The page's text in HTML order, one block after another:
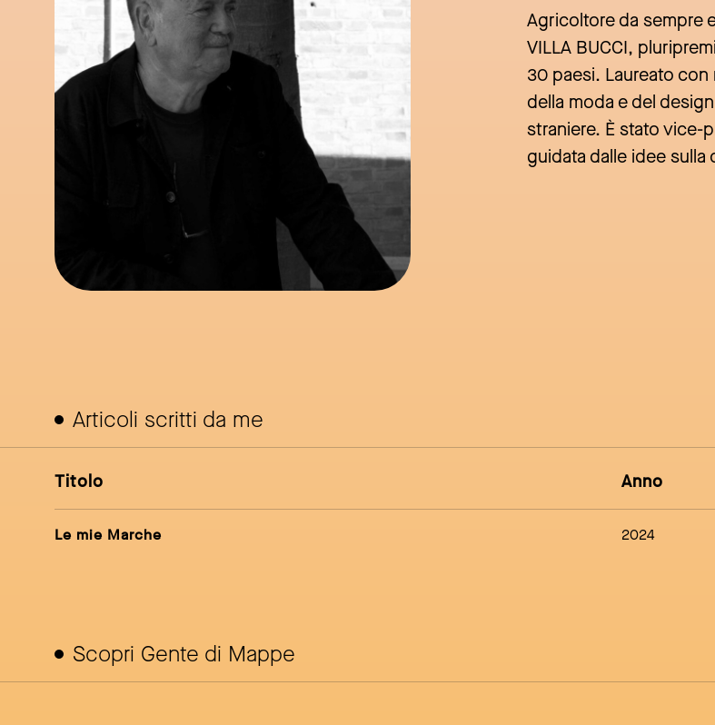
Agricoltore da sempre
VILLA BUCCI,
30 paesi. Laureato con
della moda e del
straniere. È stato vice-
guidata dalle idee
Articoli scritti da me
Titolo Anno
Le mie Marche 2024
Scopri Gente di Mappe